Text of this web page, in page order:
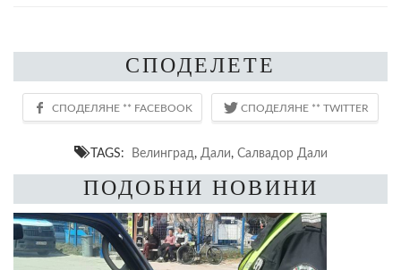
СПОДЕЛЕТЕ
TAGS: Велинград , Дали, Салвадор Дали
ПОДОБНИ НОВИНИ